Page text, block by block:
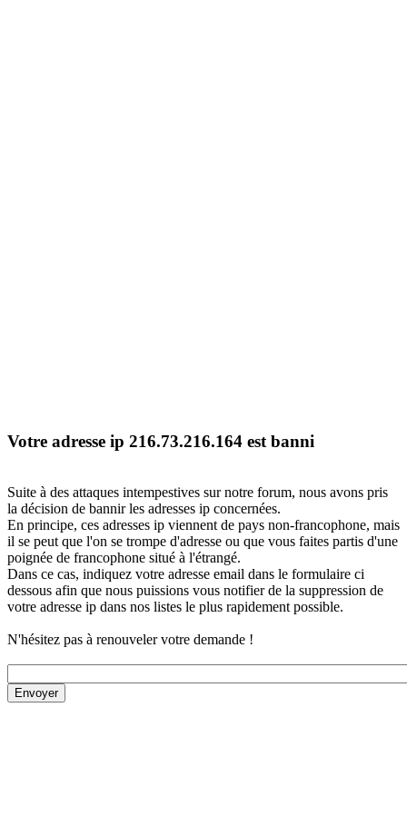
Votre adresse ip 216.73.216.164 est banni
Suite à des attaques intempestives sur notre forum, nous avons pris
la décision de bannir les adresses ip concernées.
En principe, ces adresses ip viennent de pays non-francophone, mais
il se peut que l'on se trompe d'adresse ou que vous faites partis d'une
poignée de francophone situé à l'étrangé.
Dans ce cas, indiquez votre adresse email dans le formulaire ci
dessous afin que nous puissions vous notifier de la suppression de
votre adresse ip dans nos listes le plus rapidement possible.
N'hésitez pas à renouveler votre demande !